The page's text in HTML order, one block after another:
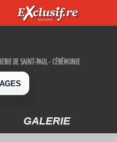
DE SAINT-PAUL - CÉRÉMONIE
GALERIE